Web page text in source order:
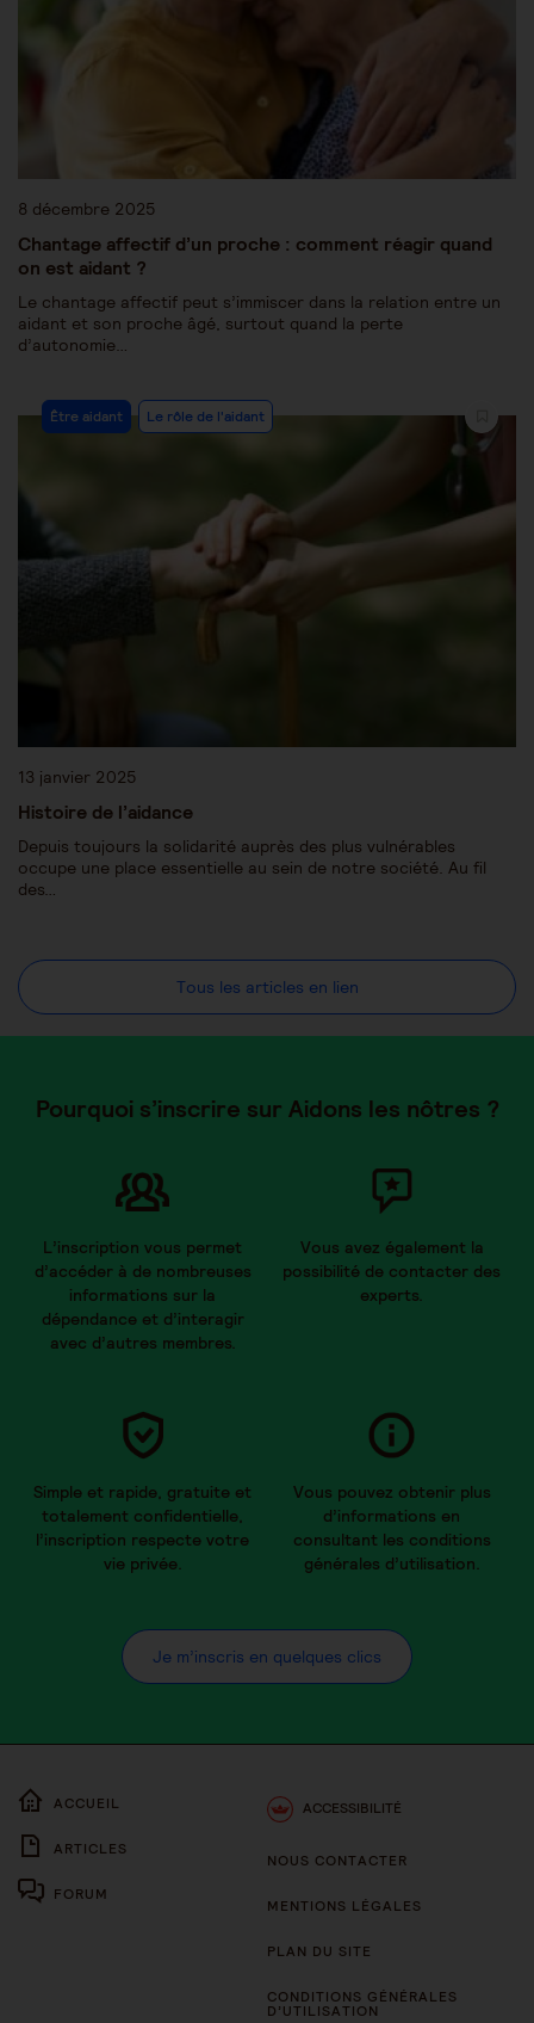
8 décembre 2025
Chantage affectif d’un proche : comment réagir quand
on est aidant ?
Le chantage affectif peut s’immiscer dans la relation entre un
aidant et son proche âgé, surtout quand la perte
d’autonomie…
Être aidant Le rôle de l'aidant
13 janvier 2025
Histoire de l’aidance
Depuis toujours la solidarité auprès des plus vulnérables
occupe une place essentielle au sein de notre société. Au fil
des…
Tous les articles en lien
Pourquoi s’inscrire sur Aidons les nôtres ?
L’inscription vous permet
d’accéder à de nombreuses
informations sur la
dépendance et d’interagir
avec d’autres membres.
Vous avez également la
possibilité de contacter des
experts.
Simple et rapide, gratuite et
totalement confidentielle,
l’inscription respecte votre
vie privée.
Vous pouvez obtenir plus
d’informations en
consultant les conditions
générales d’utilisation.
Je m’inscris en quelques clics
ACCUEIL
ARTICLES
FORUM
ACCESSIBILITÉ
NOUS CONTACTER
MENTIONS LÉGALES
PLAN DU SITE
CONDITIONS GÉNÉRALES
D’UTILISATION